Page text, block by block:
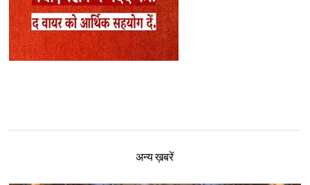
अन्य ख़बरें